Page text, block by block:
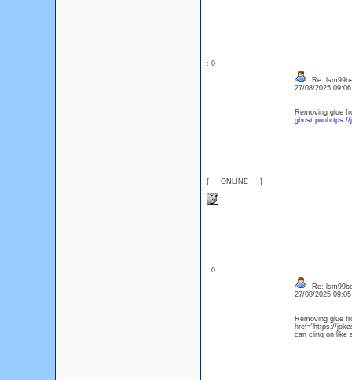
: 0
{___ONLINE___}
Re:
27/08/2025
Removing glue
ghost punhttps://
: 0
Re:
27/08/2025
Removing glue
href="https://
can cling on like